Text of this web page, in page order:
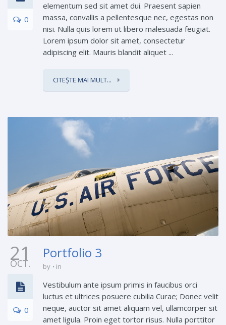
0
elementum sed sit amet dui. Praesent sapien
massa, convallis a pellentesque nec, egestas non
nisi. Nulla quis lorem ut libero malesuada feugiat.
Lorem ipsum dolor sit amet, consectetur
adipiscing elit. Mauris blandit aliquet ...
CITEȘTE MAI MULT...
21
OCT.
0
Portfolio 3
by in
Vestibulum ante ipsum primis in faucibus orci
luctus et ultrices posuere cubilia Curae; Donec velit
neque, auctor sit amet aliquam vel, ullamcorper sit
amet ligula. Proin eget tortor risus. Nulla porttitor